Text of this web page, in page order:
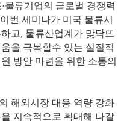
물류기업의 글로벌 경쟁력
번 세미나가 미국 물류시
고, 물류산업계가 맞닥뜨
을 극복할수 있는 실질적
방안 마련을 위한 소통의
해외시장 대응 역량 강화
지속적으로 확대해 나갈